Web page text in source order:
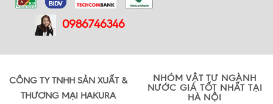
0986746346
CÔNG TY TNHH SẢN XUẤT &
THƯƠNG MẠI HAKURA
NHÓM VẬT TƯ NGÀNH
NƯỚC GIÁ TỐT NHẤT TẠI
HÀ NỘI